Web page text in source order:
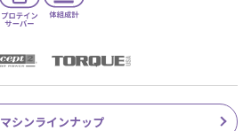
マシンラインナップ